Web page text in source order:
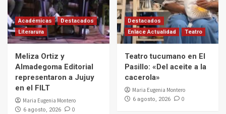
Académicas
Destacados
Literarura
Meliza Ortiz y
Almadegoma Editorial
representaron a Jujuy
en el FILT
Maria Eugenia Montero
6 agosto, 2026 0
Destacados
Enlace Actualidad
Teatro
Teatro tucumano en El
Pasillo: «Del aceite a la
cacerola»
Maria Eugenia Montero
6 agosto, 2026 0